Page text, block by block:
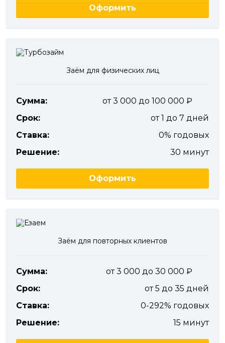
Оформить
Заём для физических лиц
Сумма:
от 3 000 до 100 000
Срок:
от 1 до 7 дней
Ставка:
0% годовых
Решение:
30 минут
Оформить
Заём для повторных клиентов
Сумма:
от 3 000 до 30 000
Срок:
от 5 до 35 дней
Ставка:
0-292% годовых
Решение:
15 минут